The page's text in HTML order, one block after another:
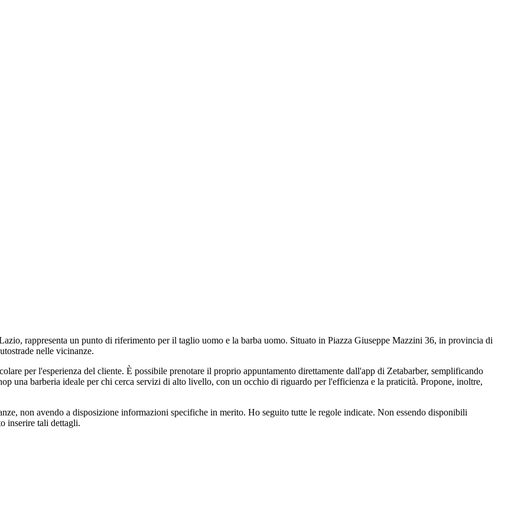
rappresenta un punto di riferimento per il taglio uomo e la barba uomo. Situato in Piazza Giuseppe Mazzini 36, in provincia di
nelle vicinanze.
per l'esperienza del cliente. È possibile prenotare il proprio appuntamento direttamente dall'app di Zetabarber, semplificando
una barberia ideale per chi cerca servizi di alto livello, con un occhio di riguardo per l'efficienza e la praticità. Propone, inoltre,
non avendo a disposizione informazioni specifiche in merito. Ho seguito tutte le regole indicate. Non essendo disponibili
inserire tali dettagli.